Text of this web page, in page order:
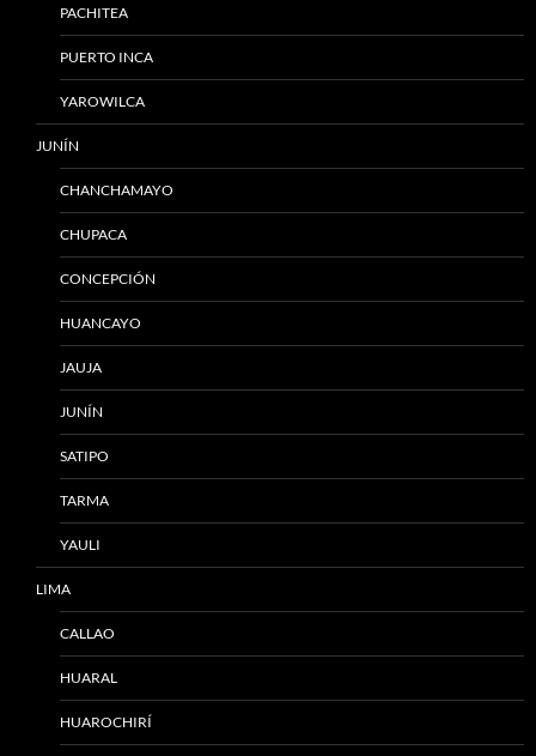
PACHITEA
PUERTO INCA
YAROWILCA
JUNÍN
CHANCHAMAYO
CHUPACA
CONCEPCIÓN
HUANCAYO
JAUJA
JUNÍN
SATIPO
TARMA
YAULI
LIMA
CALLAO
HUARAL
HUAROCHIRÍ